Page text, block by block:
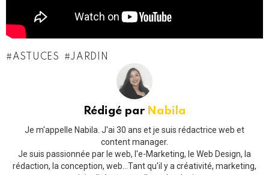
ASTUCES JARDIN
Rédigé par Nabila
Je m'appelle Nabila. J'ai 30 ans et je suis rédactrice web et
content manager.
Je suis passionnée par le web, l'e-Marketing, le Web Design, la
rédaction, la conception, web...Tant qu'il y a créativité, marketing,